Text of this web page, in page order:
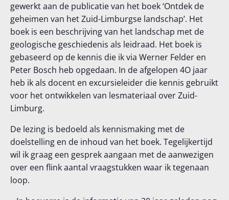
gewerkt aan de publicatie van het boek ‘Ontdek de
geheimen van het Zuid-Limburgse landschap’. Het
boek is een beschrijving van het landschap met de
geologische geschiedenis als leidraad. Het boek is
gebaseerd op de kennis die ik via Werner Felder en
Peter Bosch heb opgedaan. In de afgelopen 4O jaar
heb ik als docent en excursieleider die kennis gebruikt
voor het ontwikkelen van lesmateriaal over Zuid-
Limburg.
De lezing is bedoeld als kennismaking met de
doelstelling en de inhoud van het boek. Tegelijkertijd
wil ik graag een gesprek aangaan met de aanwezigen
over een flink aantal vraagstukken waar ik tegenaan
loop.